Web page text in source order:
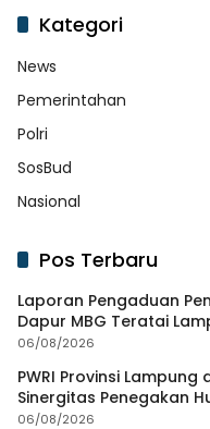
Kategori
News
Pemerintahan
Polri
SosBud
Nasional
Pos Terbaru
Laporan Pengaduan
Dapur MBG Teratai
Minta Satgas Lakukan
06/08/2026
PWRI Provinsi
Sinergitas Penegakan
06/08/2026